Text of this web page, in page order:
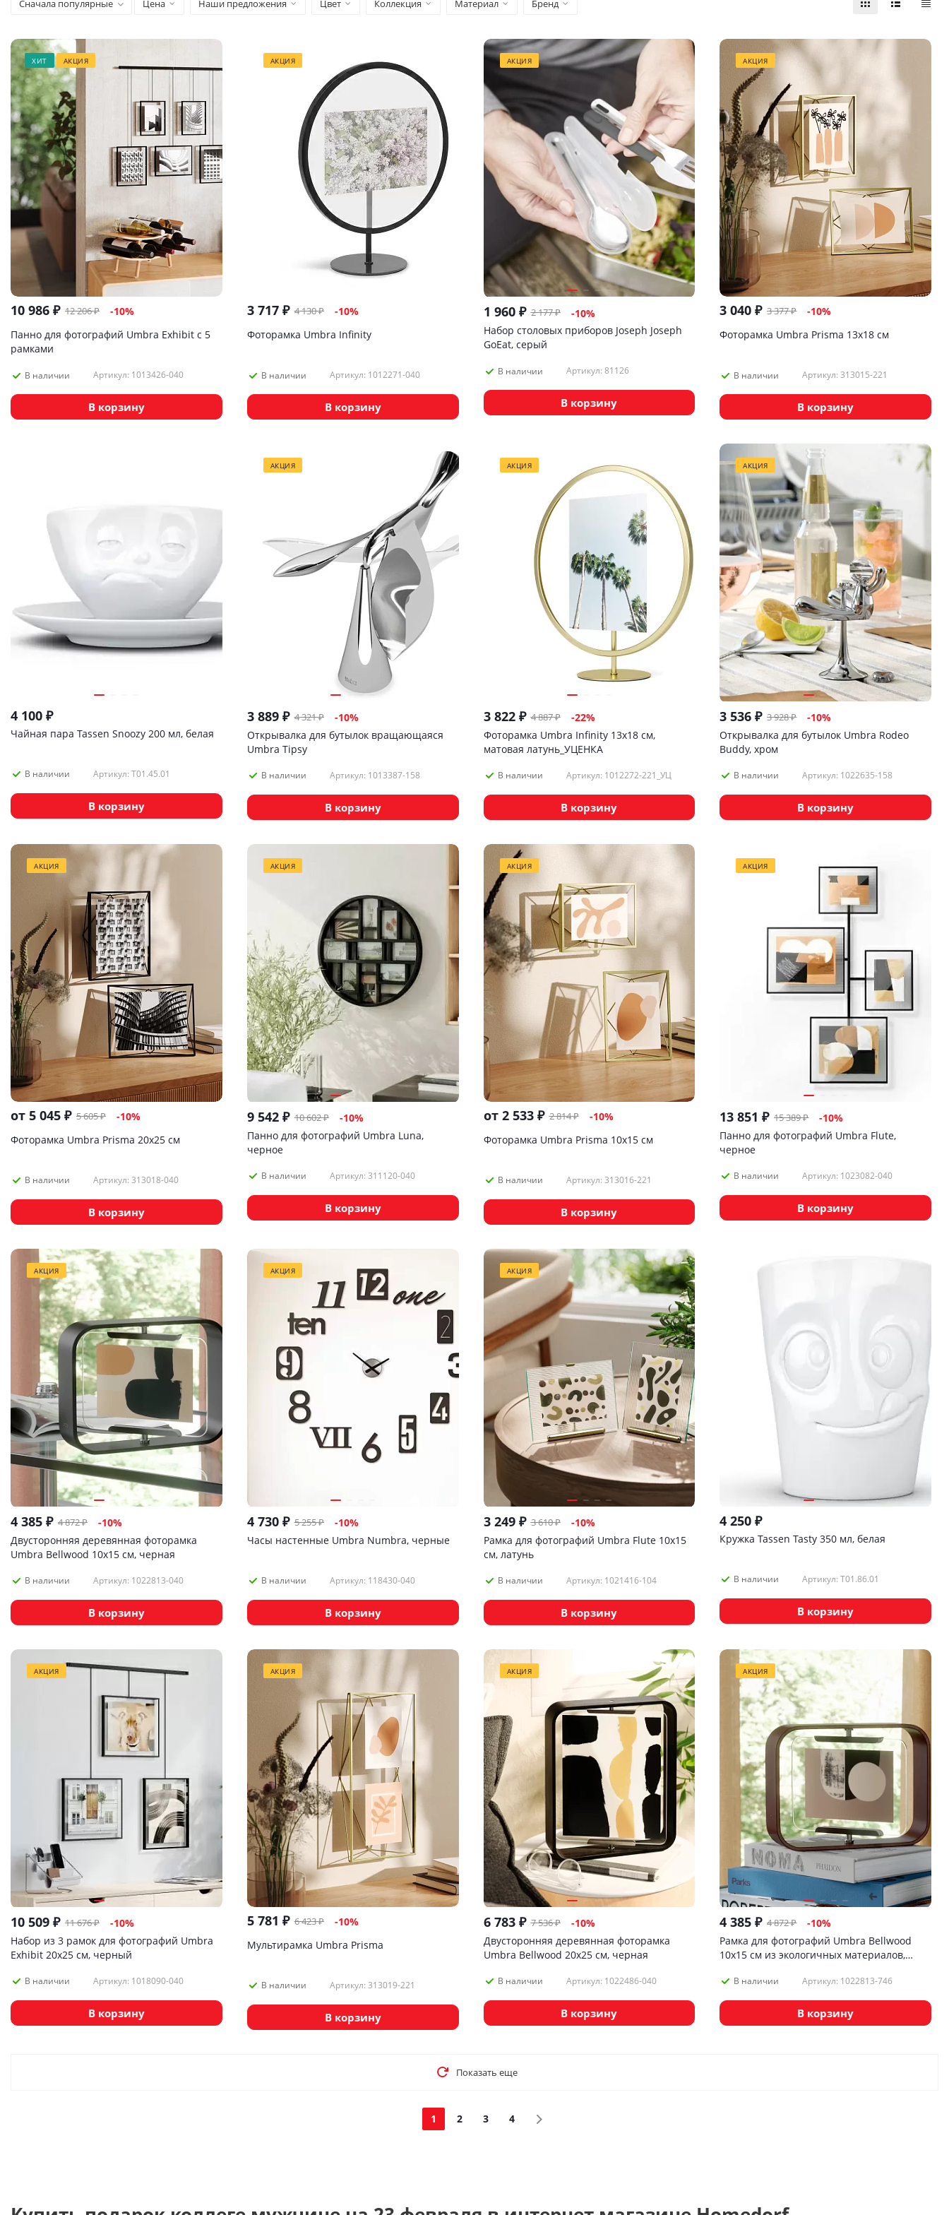
Сначала популярные Цена Наши предложения Цвет Коллекция Материал Бренд
ХИТ АКЦИЯ
10 986 ₽ 12 206₽ -10%
Панно для фотографий Umbra Exhibit с 5
рамками
В наличии Артикул: 1013426-040
В корзину
АКЦИЯ
3 717₽ 4 130₽ -10%
Фоторамка Umbra Infinity
В наличии Артикул: 1012271-040
В корзину
АКЦИЯ
1 960₽ 2 177₽ -10%
Набор столовых приборов Joseph Joseph
GoEat, серый
В наличии Артикул: 81126
В корзину
АКЦИЯ
3 040 ₽ 3 377₽ -10%
Фоторамка Umbra Prisma 13х18 см
В наличии Артикул: 313015-221
В корзину
4 100 ₽
Чайная пара Tassen Snoozy 200 мл, белая
В наличии Артикул: T01.45.01
В корзину
АКЦИЯ
3 889₽ 4 321₽ -10%
Открывалка для бутылок вращающаяся
Umbra Tipsy
В наличии Артикул: 1013387-158
В корзину
АКЦИЯ
3 822₽ 4 887₽ -22%
Фоторамка Umbra Infinity 13х18 см,
матовая латунь_УЦЕНКА
В наличии Артикул: 1012272-221_УЦ
В корзину
АКЦИЯ
3 536 ₽ 3 928₽ -10%
Открывалка для бутылок Umbra Rodeo
Buddy, хром
В наличии Артикул: 1022635-158
В корзину
АКЦИЯ
от 5 045 ₽ 5 605 ₽
-10%
Фоторамка Umbra Prisma 20х25 см
В наличии Артикул: 313018-040
В корзину
АКЦИЯ
9 542₽ 10 602₽ -10%
Панно для фотографий Umbra Luna,
черное
В наличии Артикул: 311120-040
В корзину
АКЦИЯ
от 2 533 ₽ 2 814 ₽
-10%
Фоторамка Umbra Prisma 10х15 см
В наличии Артикул: 313016-221
В корзину
АКЦИЯ
13 851 ₽ 15 389₽ -10%
Панно для фотографий Umbra Flute,
черное
В наличии Артикул: 1023082-040
В корзину
АКЦИЯ
4 385 ₽ 4 872₽ -10%
Двусторонняя деревянная фоторамка
Umbra Bellwood 10х15 см, черная
В наличии Артикул: 1022813-040
В корзину
АКЦИЯ
4 730₽ 5 255₽ -10%
Часы настенные Umbra Numbra, черные
В наличии Артикул: 118430-040
В корзину
АКЦИЯ
3 249₽ 3 610₽ -10%
Рамка для фотографий Umbra Flute 10х15
см, латунь
В наличии Артикул: 1021416-104
В корзину
4 250 ₽
Кружка Tassen Tasty 350 мл, белая
В наличии Артикул: T01.86.01
В корзину
АКЦИЯ
10 509 ₽ 11 676₽ -10%
Набор из 3 рамок для фотографий Umbra
Exhibit 20х25 см, черный
В наличии Артикул: 1018090-040
В корзину
АКЦИЯ
5 781 ₽ 6 423₽ -10%
Мультирамка Umbra Prisma
В наличии Артикул: 313019-221
В корзину
АКЦИЯ
6 783₽ 7 536₽ -10%
Двусторонняя деревянная фоторамка
Umbra Bellwood 20х25 см, черная
В наличии Артикул: 1022486-040
В корзину
АКЦИЯ
4 385 ₽ 4 872₽ -10%
Рамка для фотографий Umbra Bellwood
10х15 см из экологичных материалов,
В наличии Артикул: 1022813-746
В корзину
Показать еще
1 2 3 4